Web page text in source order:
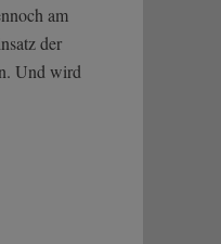
am
der
Und wird